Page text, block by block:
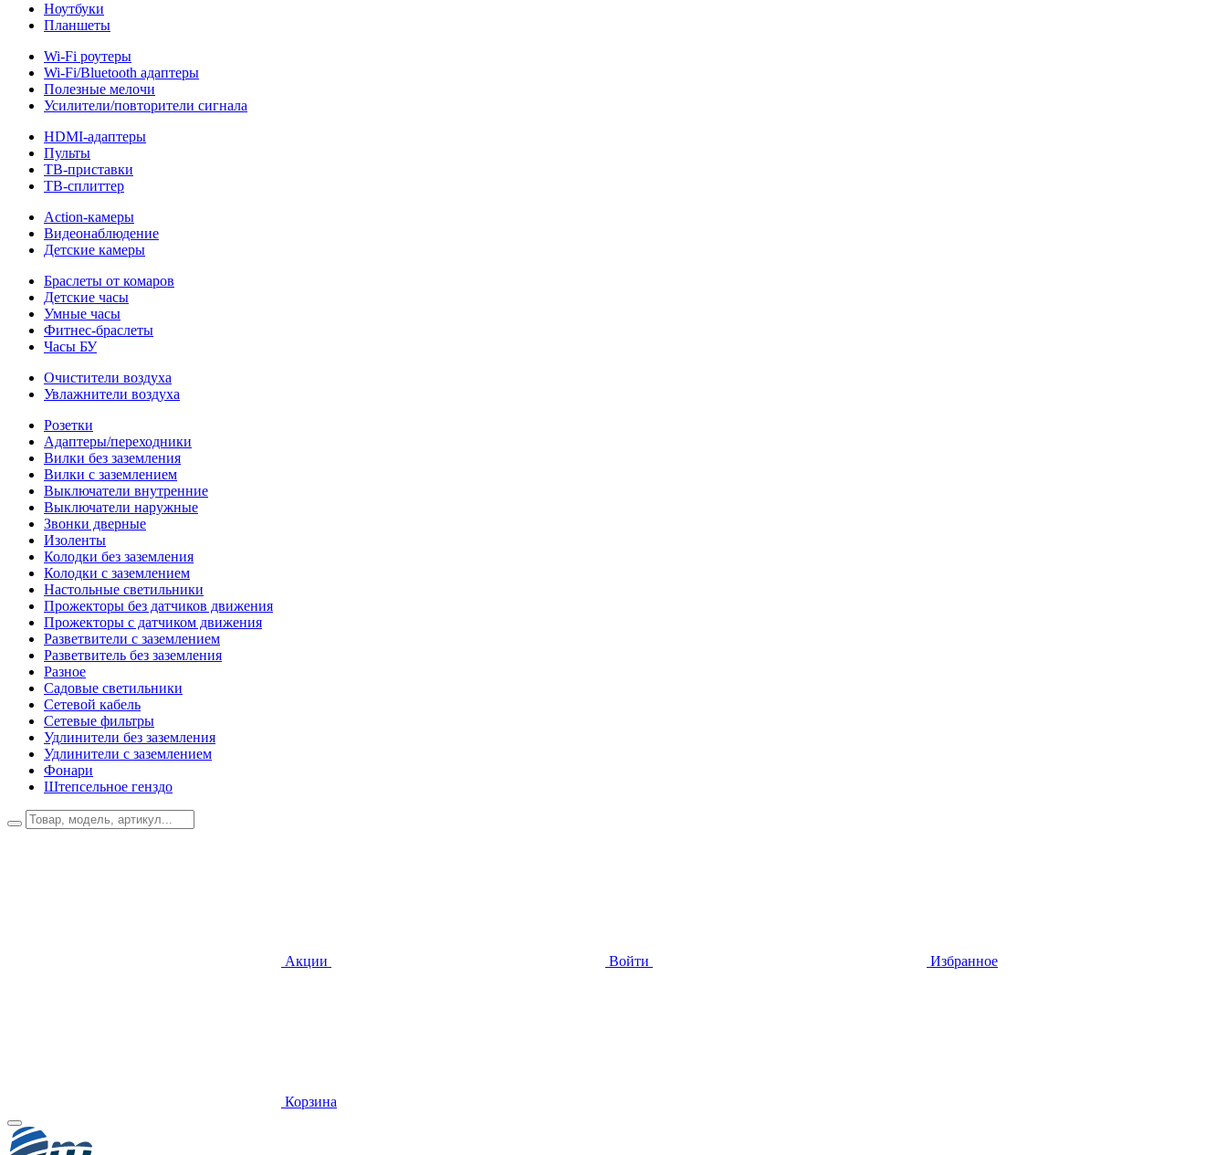
Ноутбуки
Планшеты
Wi-Fi роутеры
Wi-Fi/Bluetooth адаптеры
Полезные мелочи
Усилители/повторители сигнала
HDMI-адаптеры
Пульты
ТВ-приставки
ТВ-сплиттер
Action-камеры
Видеонаблюдение
Детские камеры
Браслеты от комаров
Детские часы
Умные часы
Фитнес-браслеты
Часы БУ
Очистители воздуха
Увлажнители воздуха
Розетки
Адаптеры/переходники
Вилки без заземления
Вилки с заземлением
Выключатели внутренние
Выключатели наружные
Звонки дверные
Изоленты
Колодки без заземления
Колодки с заземлением
Настольные светильники
Прожекторы без датчиков движения
Прожекторы с датчиком движения
Разветвители с заземлением
Разветвитель без заземления
Разное
Садовые светильники
Сетевой кабель
Сетевые фильтры
Удлинители без заземления
Удлинители с заземлением
Фонари
Штепсельное генздо
Акции Войти Избранное
Корзина